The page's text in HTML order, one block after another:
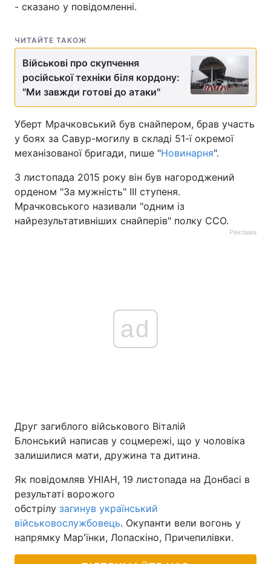
- сказано у повідомленні.
ЧИТАЙТЕ ТАКОЖ
Військові про скупчення
російської техніки біля кордону:
"Ми завжди готові до атаки"
Уберт Мрачковський був снайпером, брав участь
у боях за Савур-могилу в складі 51-ї окремої
механізованої бригади, пише "Новинарня".
3 листопада 2015 року він був нагороджений
орденом "За мужність" III ступеня.
Мрачковського називали "одним із
найрезультативніших снайперів" полку ССО.
Реклама
ad
Друг загиблого військового Віталій
Блонський написав у соцмережі, що у чоловіка
залишилися мати, дружина та дитина.
Як повідомляв УНІАН, 19 листопада на Донбасі в
результаті ворожого
обстрілу загинув український
військовослужбовець. Окупанти вели вогонь у
напрямку Мар'їнки, Лопаскіно, Причепилівки.